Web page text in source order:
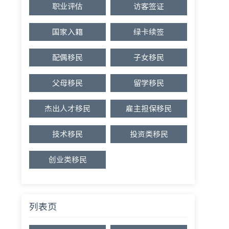
职业评估 访客签证
国家入籍 绿卡续签
配偶移民 子女移民
父母移民 留学移民
杰出人才移民 雇主担保移民
技术移民 投资类移民
创业类移民
列表页